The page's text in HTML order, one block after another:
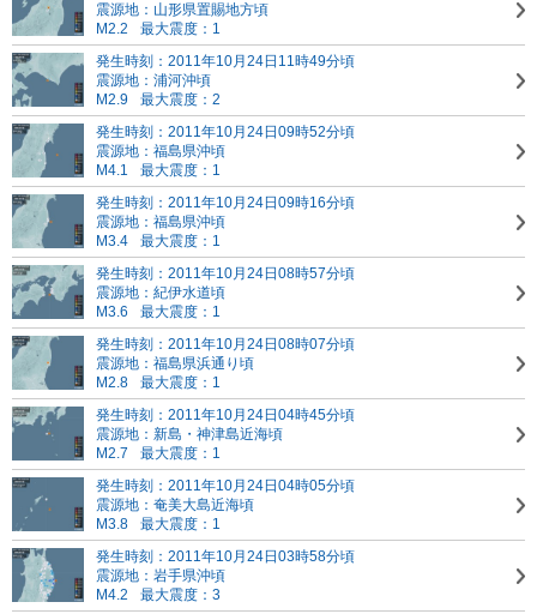
震源地：山形県置賜地方頃
M2.2
最大震度：1
発生時刻：2011年10月24日11時49分頃
震源地：浦河沖頃
M2.9
最大震度：2
発生時刻：2011年10月24日09時52分頃
震源地：福島県沖頃
M4.1
最大震度：1
発生時刻：2011年10月24日09時16分頃
震源地：福島県沖頃
M3.4
最大震度：1
発生時刻：2011年10月24日08時57分頃
震源地：紀伊水道頃
M3.6
最大震度：1
発生時刻：2011年10月24日08時07分頃
震源地：福島県浜通り頃
M2.8
最大震度：1
発生時刻：2011年10月24日04時45分頃
震源地：新島・神津島近海頃
M2.7
最大震度：1
発生時刻：2011年10月24日04時05分頃
震源地：奄美大島近海頃
M3.8
最大震度：1
発生時刻：2011年10月24日03時58分頃
震源地：岩手県沖頃
M4.2
最大震度：3